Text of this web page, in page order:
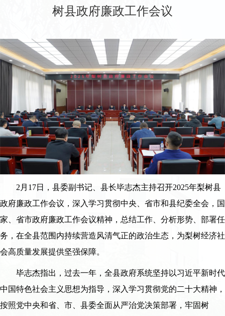
树县政府廉政工作会议
2月17日，县委副书记、县长毕志杰主持召开2025年梨树县
政府廉政工作会议，深入学习贯彻中央、省市和县纪委全会，国
家、省市政府廉政工作会议精神，总结工作、分析形势、部署任
务，在全县范围内持续营造风清气正的政治生态，为梨树经济社
会高质量发展提供坚强保障。
毕志杰指出，过去一年，全县政府系统坚持以习近平新时代
中国特色社会主义思想为指导，深入学习贯彻党的二十大精神，
按照党中央和省、市、县委全面从严治党决策部署，牢固树